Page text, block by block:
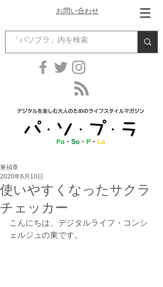
お問い合わせ
使いやすくなったサクラ
チェッカー
東禎章
2020年6月10日
こんにちは、デジタルライフ・コンシ
ェルジュの東です。